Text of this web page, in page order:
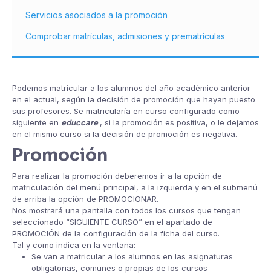
Servicios asociados a la promoción
Comprobar matrículas, admisiones y prematrículas
Podemos matricular a los alumnos del año académico anterior
en el actual, según la decisión de promoción que hayan puesto
sus profesores. Se matricularía en curso configurado como
siguiente en educcare, si la promoción es positiva, o le dejamos
en el mismo curso si la decisión de promoción es negativa.
Promoción
Para realizar la promoción deberemos ir a la opción de
matriculación del menú principal, a la izquierda y en el submenú
de arriba la opción de PROMOCIONAR.
Nos mostrará una pantalla con todos los cursos que tengan
seleccionado “SIGUIENTE CURSO” en el apartado de
PROMOCIÓN de la configuración de la ficha del curso.
Tal y como indica en la ventana:
Se van a matricular a los alumnos en las asignaturas
obligatorias, comunes o propias de los cursos